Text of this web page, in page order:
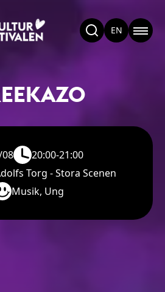
EN
20:00-21:00
Torg - Stora Scenen
Musik, Ung